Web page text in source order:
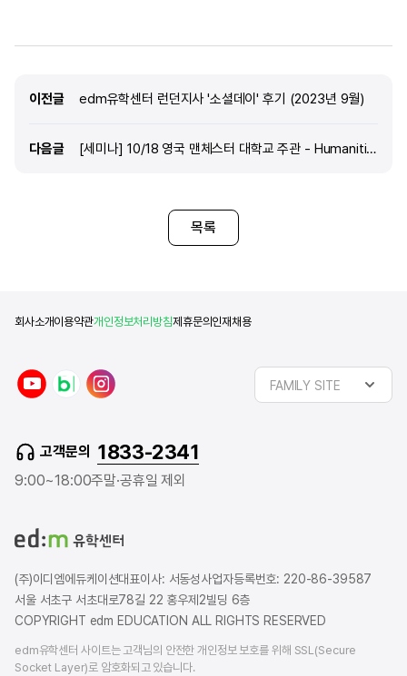
이전글 이전글
edm유학센터 런던지사 '소셜데이' 후기 (2023년 9월)
다음글 다음글
[세미나] 10/18 영국 맨체스터 대학교 주관 - Humanities 전공 세미나 (무료신청)
목록
회사소개이용약관개인정보처리방침제휴문의 인재채용
u
n
a
r
l
a
FAMILY SITE
고객문의 1833-2341
9:00~18:00주말·공휴일 제외
(주)이디엠에듀케이션대표이사: 서동성사업자등록번호: 220-86-39587
서울 서초구 서초대로78길 22 홍우제2빌딩 6층
COPYRIGHT edm EDUCATION ALL RIGHTS RESERVED
edm유학센터 사이트는 고객님의 안전한 개인정보 보호를 위해 SSL(Secure
Socket Layer)로 암호화되고 있습니다.